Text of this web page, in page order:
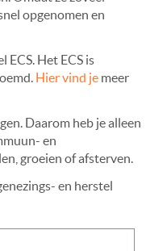
opgenomen en
Het ECS is
Hier vind je meer
Daarom heb je alleen
en
groeien of afsterven.
en herstel